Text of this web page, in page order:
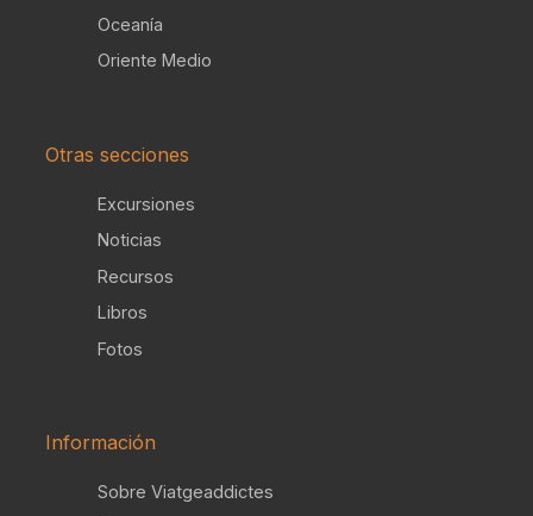
Oceanía
Oriente Medio
Otras secciones
Excursiones
Noticias
Recursos
Libros
Fotos
Información
Sobre Viatgeaddictes